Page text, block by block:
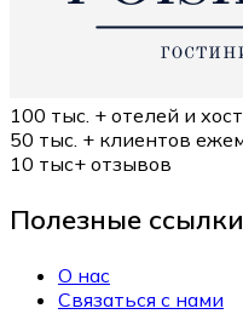
100 тыс. + отелей и
50 тыс. + клиентов
10 тыс+ отзывов
Полезные ссылки
О нас
Связаться с нами